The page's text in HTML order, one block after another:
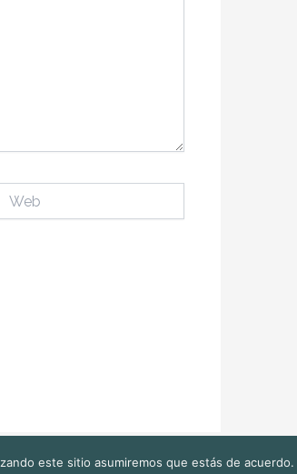
este sitio asumiremos que estás de acuerdo.